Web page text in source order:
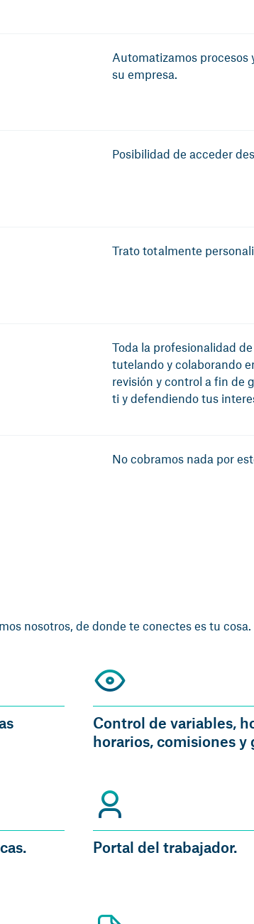
Automatizamos procesos
su empresa.
Posibilidad de acceder
Trato totalmente
Toda la profesionalidad
tutelando y colaborando
revisión y control a fin de
ti y defendiendo tus
No cobramos nada por
nosotros, de donde te conectes es tu cosa.
Control de variables,
horarios, comisiones y
Portal del trabajador.